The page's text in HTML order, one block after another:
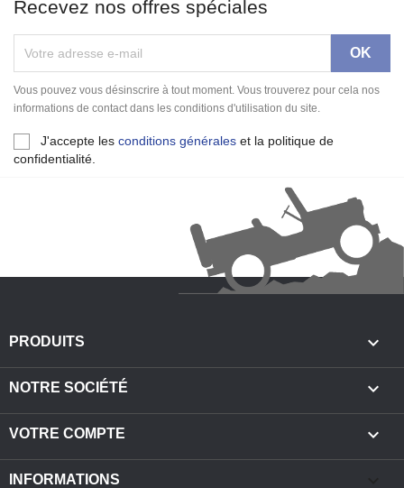
Recevez nos offres spéciales
Vous pouvez vous désinscrire à tout moment. Vous trouverez pour cela nos
informations de contact dans les conditions d'utilisation du site.
J'accepte les conditions générales et la politique de
confidentialité.
PRODUITS 
NOTRE SOCIÉTÉ 
VOTRE COMPTE 
INFORMATIONS